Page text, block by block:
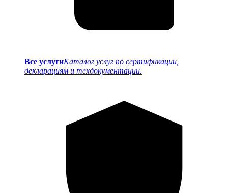
Все услугиКаталог услуг по сертификации,
декларациям и техдокументации.